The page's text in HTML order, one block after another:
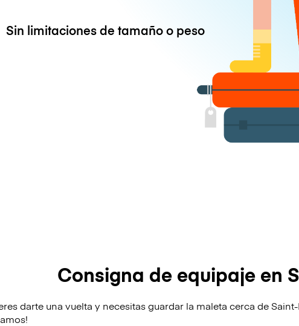
Sin limitaciones de tamaño o peso
Consigna de equipaje en
darte una vuelta y necesitas guardar la maleta cerca de